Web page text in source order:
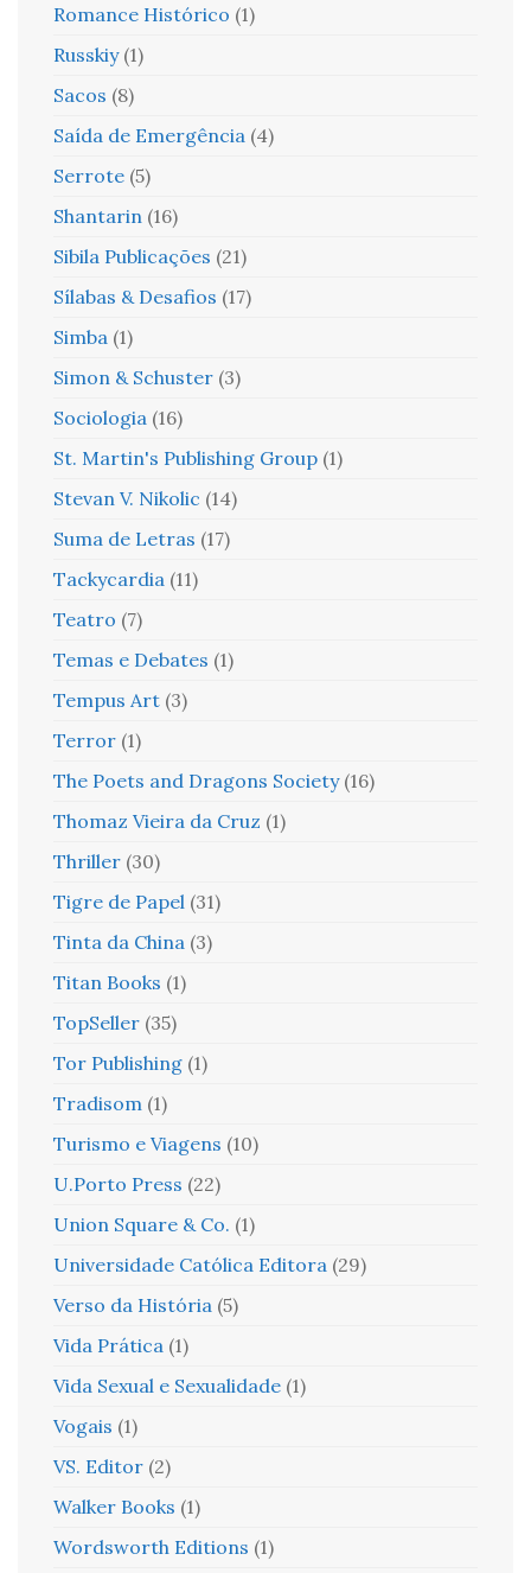
Romance Histórico (1)
Russkiy (1)
Sacos (8)
Saída de Emergência (4)
Serrote (5)
Shantarin (16)
Sibila Publicações (21)
Sílabas & Desafios (17)
Simba (1)
Simon & Schuster (3)
Sociologia (16)
St. Martin's Publishing Group (1)
Stevan V. Nikolic (14)
Suma de Letras (17)
Tackycardia (11)
Teatro (7)
Temas e Debates (1)
Tempus Art (3)
Terror (1)
The Poets and Dragons Society (16)
Thomaz Vieira da Cruz (1)
Thriller (30)
Tigre de Papel (31)
Tinta da China (3)
Titan Books (1)
TopSeller (35)
Tor Publishing (1)
Tradisom (1)
Turismo e Viagens (10)
U.Porto Press (22)
Union Square & Co. (1)
Universidade Católica Editora (29)
Verso da História (5)
Vida Prática (1)
Vida Sexual e Sexualidade (1)
Vogais (1)
VS. Editor (2)
Walker Books (1)
Wordsworth Editions (1)